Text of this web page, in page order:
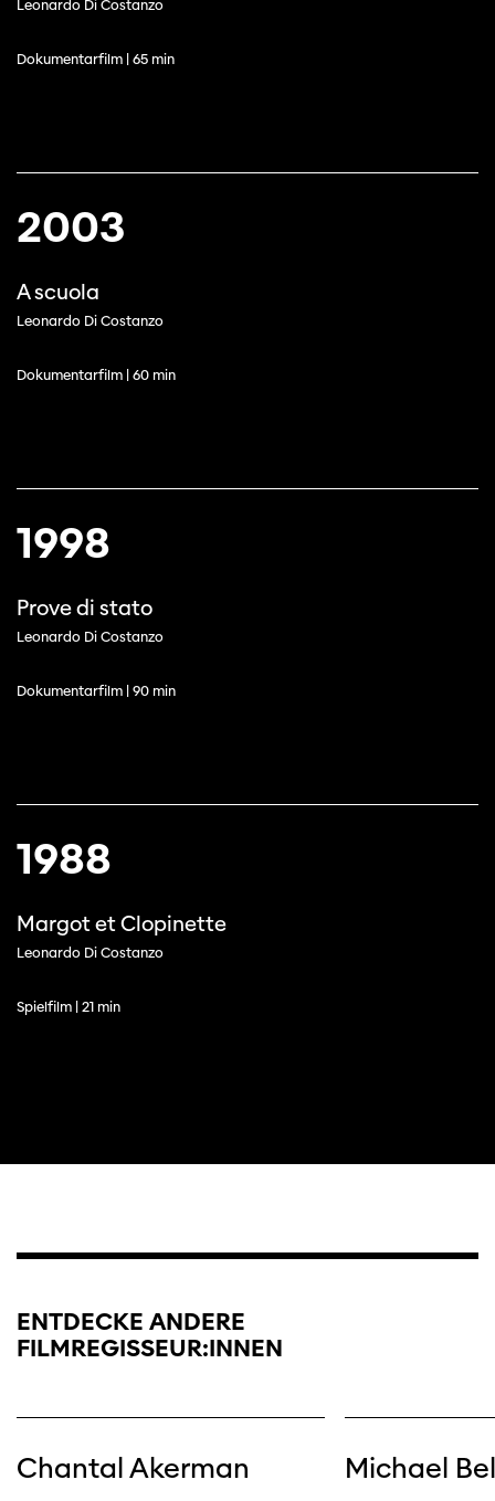
Leonardo Di Costanzo
Dokumentarfilm | 65 min
2003
A scuola
Leonardo Di Costanzo
Dokumentarfilm | 60 min
1998
Prove di stato
Leonardo Di Costanzo
Dokumentarfilm | 90 min
1988
Margot et Clopinette
Leonardo Di Costanzo
Spielfilm | 21 min
ENTDECKE ANDERE
FILMREGISSEUR:INNEN
Chantal Akerman Michael